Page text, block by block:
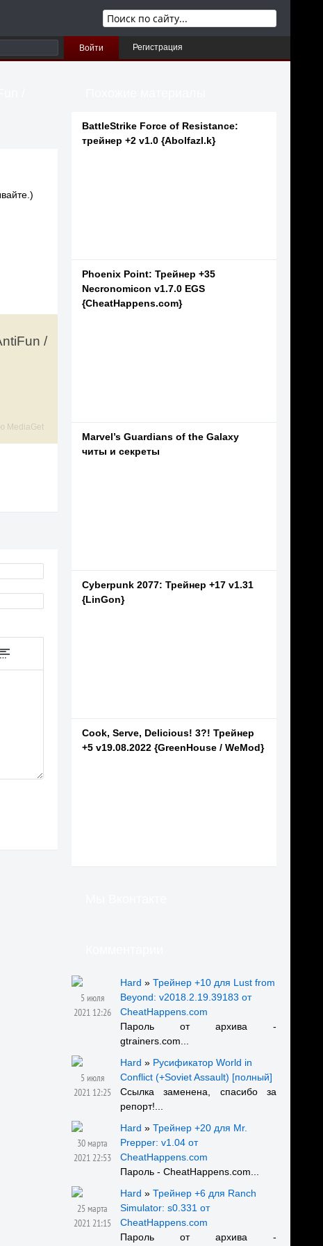
Войти Регистрация
/
MediaGet
BattleStrike Force of Resistance:
трейнер +2 v1.0 {Abolfazl.k}
Phoenix Point: Трейнер +35
Necronomicon v1.7.0 EGS
{CheatHappens.com}
Marvel’s Guardians of the Galaxy
читы и секреты
Cyberpunk 2077: Трейнер +17 v1.31
{LinGon}
Cook, Serve, Delicious! 3?! Трейнер
+5 v19.08.2022 {GreenHouse / WeMod}
5 июля
2021 12:26
Hard » Трейнер +10 для Lust from
Beyond: v2018.2.19.39183 от
CheatHappens.com
Пароль от архива -
gtrainers.com...
5 июля
2021 12:25
Hard » Русификатор World in
Conflict (+Soviet Assault) [полный]
Ссылка заменена, спасибо за
репорт!...
30 марта
2021 22:53
Hard » Трейнер +20 для Mr.
Prepper: v1.04 от
CheatHappens.com
Пароль - CheatHappens.com...
25 марта
2021 21:15
Hard » Трейнер +6 для Ranch
Simulator: s0.331 от
CheatHappens.com
Пароль от архива -